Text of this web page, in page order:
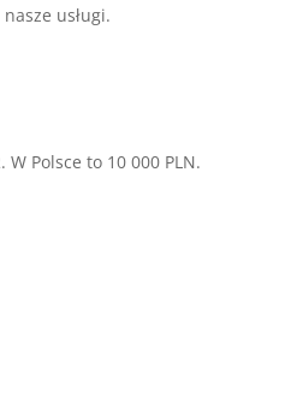
usługi.
Polsce to 10 000 PLN.